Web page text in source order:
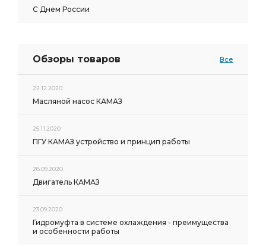
С Днем России
Обзоры товаров Все
22.12.2020
Масляной насос КАМАЗ
25.11.2020
ПГУ КАМАЗ устройство и принцип работы
28.09.2020
Двигатель КАМАЗ
23.09.2020
Гидромуфта в системе охлаждения - преимущества
и особенности работы